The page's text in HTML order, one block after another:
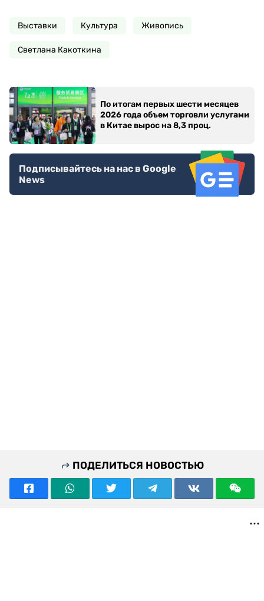
Выставки Культура Живопись
Светлана Какоткина
По итогам первых шести месяцев
2026 года объем торговли услугами
в Китае вырос на 8,3 проц.
Подписывайтесь на нас в Google
News
ПОДЕЛИТЬСЯ НОВОСТЬЮ